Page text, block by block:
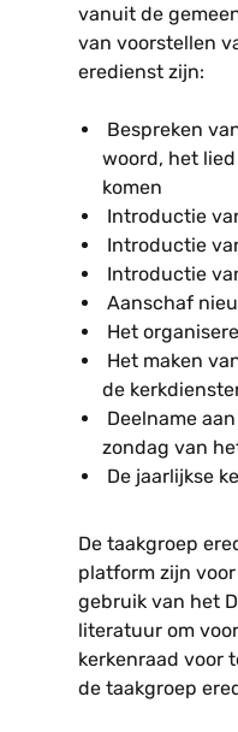
vanuit de
van voorstellen
eredienst zijn:
Bespreken
woord, het
komen
Introductie
Introductie
Introductie
Aanschaf
Het
Het maken
de
Deelname
zondag van
De jaarlijkse
De taakgroep
platform zijn
gebruik van het
literatuur om
kerkenraad voor
de taakgroep